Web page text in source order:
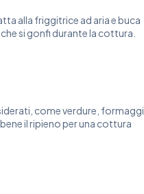
alla friggitrice ad aria e buca
si gonfi durante la cottura.
come verdure, formaggi
il ripieno per una cottura